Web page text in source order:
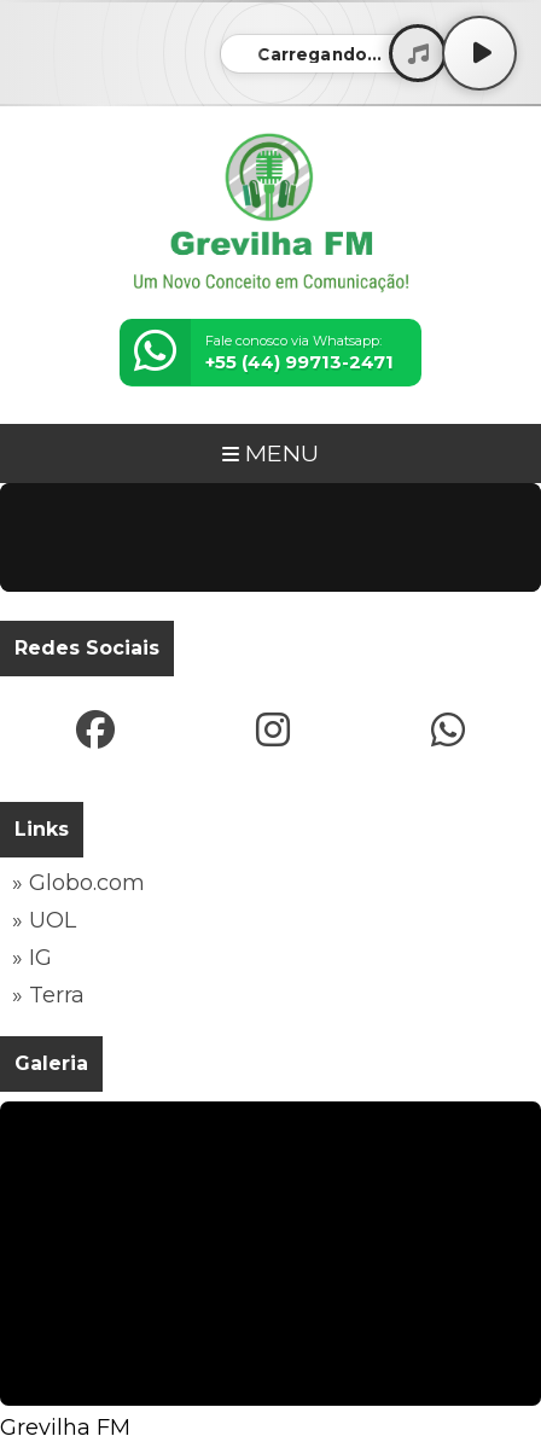
Carregando...
Fale conosco via Whatsapp:
+55 (44) 99713-2471
MENU
Redes Sociais
Links
» Globo.com
» UOL
» IG
» Terra
Galeria
Grevilha FM